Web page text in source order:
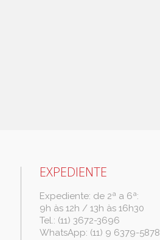
EXPEDIENTE
Expediente: de 2ª a 6ª:
9h às 12h / 13h às 16h30
Tel.: (11) 3672-3696
WhatsApp: (11) 9 6379-5878